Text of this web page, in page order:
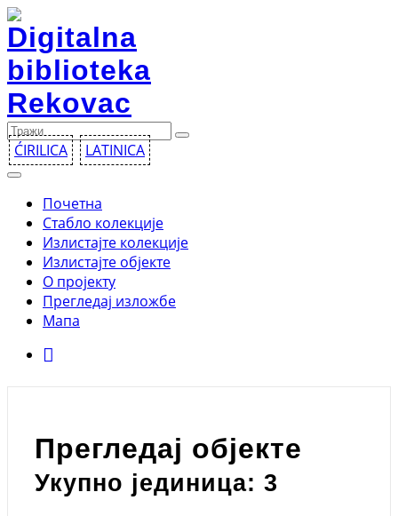
ĆIRILICA LATINICA
Toggle
Почетна
Стабло колекције
Излистајте колекције
Излистајте објекте
О пројекту
Прегледај изложбе
Мапа
Прегледај објекте
Укупно јединица: 3